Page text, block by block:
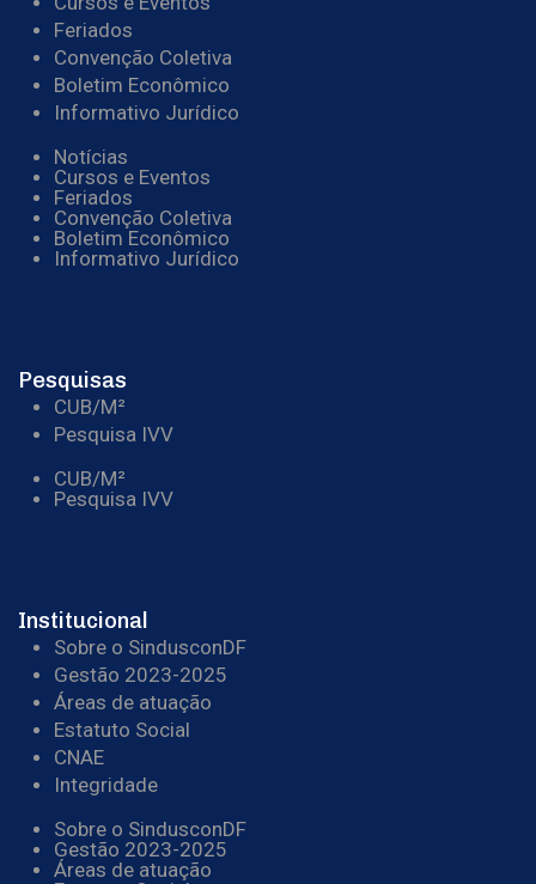
Feriados
Convenção Coletiva
Boletim Econômico
Informativo Jurídico
Notícias
Cursos e Eventos
Feriados
Convenção Coletiva
Boletim Econômico
Informativo Jurídico
Pesquisas
CUB/M²
Pesquisa IVV
CUB/M²
Pesquisa IVV
Institucional
Sobre o SindusconDF
Gestão 2023-2025
Áreas de atuação
Estatuto Social
CNAE
Integridade
Sobre o SindusconDF
Gestão 2023-2025
Áreas de atuação